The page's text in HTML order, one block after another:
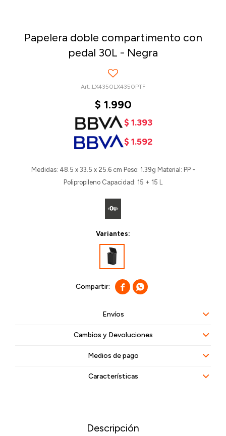
Papelera doble compartimento con
pedal 30L - Negra
LX4350LX4350PTF
$ 1.990
$ 1.393
$ 1.592
Medidas: 48.5 x 33.5 x 25.6 cm Peso: 1.39g Material: PP -
Polipropileno Capacidad: 15 + 15 L
Variantes:
 
Envíos
Cambios y Devoluciones
Medios de pago
Características
Descripción